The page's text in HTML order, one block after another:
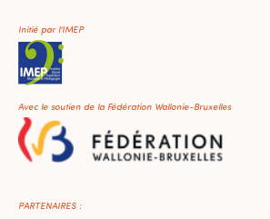
Initié par l'IMEP
Avec le soutien de la Fédération Wallonie-Bruxelles
PARTENAIRES :